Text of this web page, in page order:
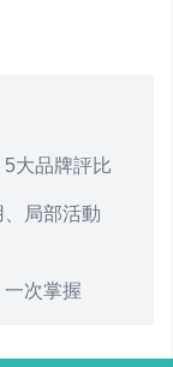
大品牌評比
局部活動
次掌握